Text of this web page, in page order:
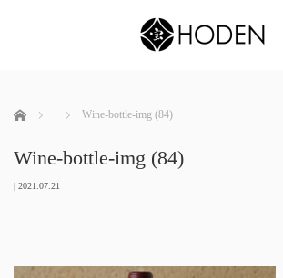
ホーム Wine-bottle-img (84)
Wine-bottle-img (84)
| 2021.07.21